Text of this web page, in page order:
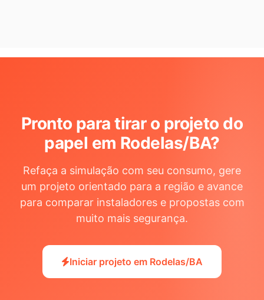
Pronto para tirar o projeto do
papel em Rodelas/BA?
Refaça a simulação com seu consumo, gere
um projeto orientado para a região e avance
para comparar instaladores e propostas com
muito mais segurança.
Iniciar projeto em Rodelas/BA